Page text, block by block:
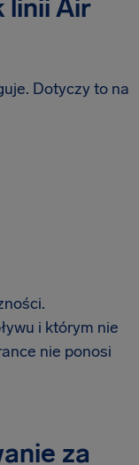
linii Air
Dotyczy to na
i którym nie
nie ponosi
za